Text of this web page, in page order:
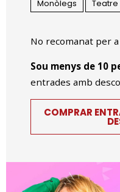
Monòlegs Teatre
No recomanat per
Sou menys de 10
entrades amb
COMPRAR